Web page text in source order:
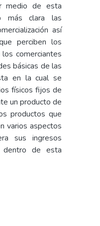
medio de esta
más clara las
así
perciben los
comerciantes
básicas de las
en la cual se
físicos fijos de
un producto de
productos que
varios aspectos
sus ingresos
dentro de esta